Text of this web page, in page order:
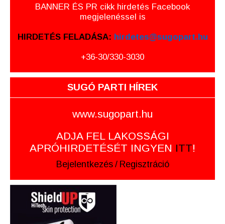
BANNER ÉS PR cikk hirdetés Facebook
megjelenéssel is
HIRDETÉS FELADÁSA: hirdetes@sugopart.hu
+36-30/330-3030
SUGÓ PARTI HÍREK
www.sugopart.hu
ADJA FEL LAKOSSÁGI
APRÓHIRDETÉSÉT INGYEN ITT!
Bejelentkezés / Regisztráció